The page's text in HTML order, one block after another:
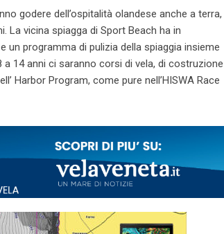
godere dell’ospitalità olandese anche a terra,
vicina spiagga di Sport Beach ha in
programma di pulizia della spiaggia insieme
a 14 anni ci saranno corsi di vela, di costruzione
Harbor Program, come pure nell’HISWA Race